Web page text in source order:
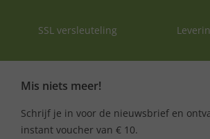
SSL versleuteling
Mis niets meer!
Schrijf je in voor de nieuwsbrief en
instant voucher van € 10.